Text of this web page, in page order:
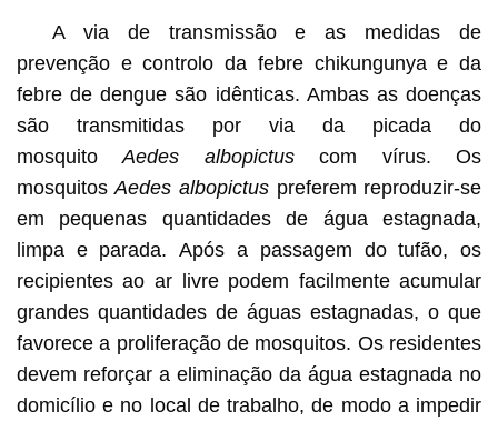
A via de transmissão e as medidas de
prevenção e controlo da febre chikungunya e da
febre de dengue são idênticas. Ambas as doenças
são transmitidas por via da picada do
mosquitoAedes albopictuscom vírus.
Os
mosquitosAedes albopictus preferem reproduzir-se
em pequenas quantidades de água estagnada,
limpa e parada. Após a passagem do tufão, os
recipientes ao ar livre podem facilmente acumular
grandes quantidades de águas estagnadas, o que
favorece a proliferação de mosquitos. Os residentes
devem reforçar a eliminação da água estagnada no
domicílio e no local de trabalho, de modo a impedir